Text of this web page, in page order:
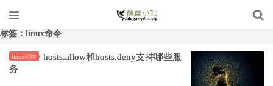
标签：linux命令
linux运维
hosts.allow和hosts.deny支持哪些服
务